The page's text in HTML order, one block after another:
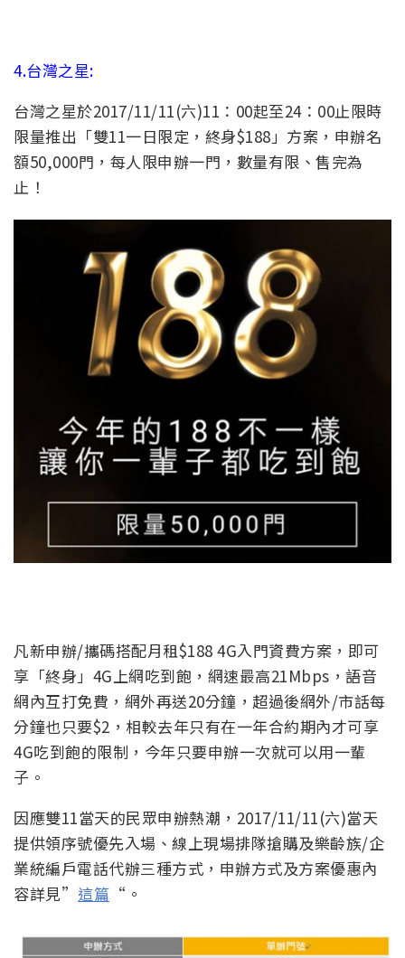
4.台灣之星:
台灣之星於2017/11/11(六)11：00起至24：00止限時
限量推出「雙11一日限定，終身$188」方案，申辦名
額50,000門，每人限申辦一門，數量有限、售完為
止！
凡新申辦/攜碼搭配月租$188 4G入門資費方案，即可
享「終身」4G上網吃到飽，網速最高21Mbps，語音
網內互打免費，網外再送20分鐘，超過後網外/市話每
分鐘也只要$2，相較去年只有在一年合約期內才可享
4G吃到飽的限制，今年只要申辦一次就可以用一輩
子。
因應雙11當天的民眾申辦熱潮，2017/11/11(六)當天
提供領序號優先入場、線上現場排隊搶購及樂齡族/企
業統編戶電話代辦三種方式，申辦方式及方案優惠內
容詳見” 這篇 “。